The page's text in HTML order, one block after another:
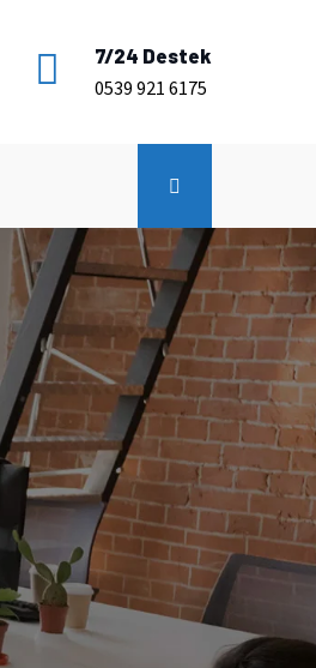
7/24 Destek
0539 921 6175